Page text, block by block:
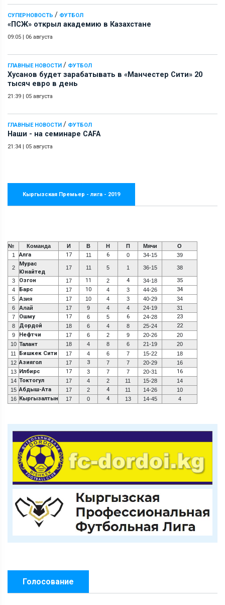
СУПЕРНОВОСТЬ / ФУТБОЛ
«ПСЖ» открыл академию в Казахстане
09:05 | 06 августа
ГЛАВНЫЕ НОВОСТИ / ФУТБОЛ
Хусанов будет зарабатывать в «Манчестер Сити» 20
тысяч евро в день
21:39 | 05 августа
ГЛАВНЫЕ НОВОСТИ / ФУТБОЛ
Наши - на семинаре СAFA
21:34 | 05 августа
Кыргызская Премьер - лига - 2019
№ Команда И В Н П Мячи
О
1
Алга 17 11 6 0 34-15 39
2
Мурас
Юнайтед
17 11 5 1 36-15 38
3 Озгон 17 11 2 4 34-18 35
4 Барс 17 10 4 3 44-26 34
5 Азия 17 10 4 3 40-29
34
6
Алай 17 9 4 4 24-19
31
7
Ошму 17 6 5 6 24-28 23
8 Дордой 18 6 4 8 25-24 22
9 Нефтчи 17 6 2 9 20-26
20
10 Талант 18 4 8 6 21-19
20
11
Бишкек Сити 17 4 6 7 15-22
18
12 Азиягол 17 3 7 7 20-29
16
13 Илбирс 17 3 7 7 20-31 16
14 Токтогул 17 4 2 11 15-28
14
15 Абдыш-Ата 17 2 4 11 14-26
10
16 Кыргызалтын 17 0 4 13 14-45 4
Голосование